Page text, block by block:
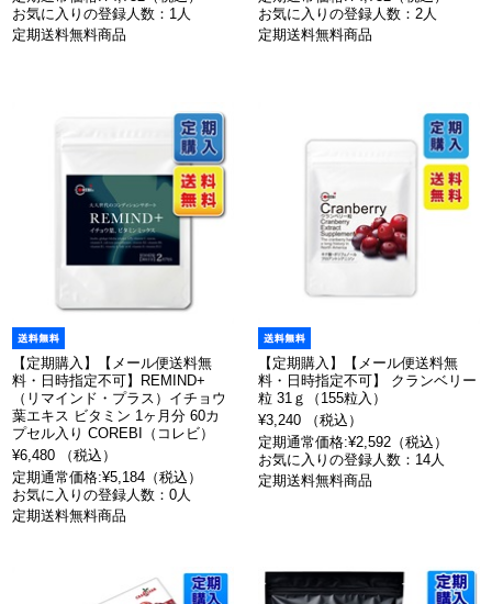
お気に入りの登録人数：1人
定期送料無料商品
お気に入りの登録人数：2人
定期送料無料商品
【定期購入】【メール便送料無
料・日時指定不可】REMIND+
（リマインド・プラス）イチョウ
葉エキス ビタミン 1ヶ月分 60カ
プセル入り COREBI（コレビ）
¥6,480 （税込）
定期通常価格:¥5,184（税込）
お気に入りの登録人数：0人
定期送料無料商品
【定期購入】【メール便送料無
料・日時指定不可】 クランベリー
粒 31ｇ（155粒入）
¥3,240 （税込）
定期通常価格:¥2,592（税込）
お気に入りの登録人数：14人
定期送料無料商品